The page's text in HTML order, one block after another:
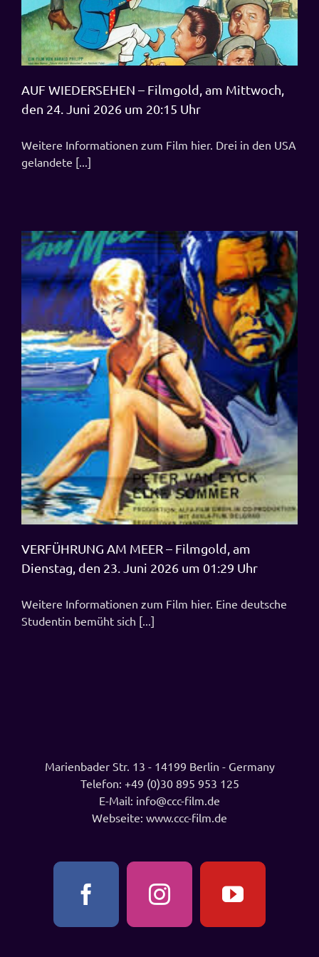
AUF WIEDERSEHEN – Filmgold, am Mittwoch,
den 24. Juni 2026 um 20:15 Uhr
Weitere Informationen zum Film hier. Drei in den USA
gelandete [...]
VERFÜHRUNG AM MEER – Filmgold, am
Dienstag, den 23. Juni 2026 um 01:29 Uhr
Weitere Informationen zum Film hier. Eine deutsche
Studentin bemüht sich [...]
Marienbader Str. 13 - 14199 Berlin - Germany
Telefon: +49 (0)30 895 953 125
E-Mail: info@ccc-film.de
Webseite: www.ccc-film.de